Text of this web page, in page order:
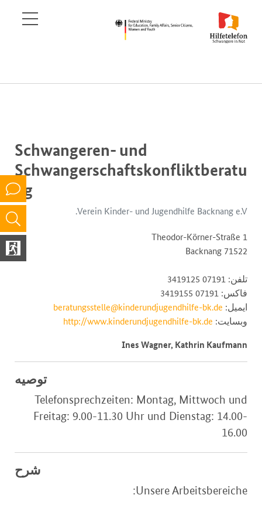
Schwangeren- und
Schwangerschaftskonfliktberatu
ng
Verein Kinder- und Jugendhilfe Backnang e.V.
Theodor-Körner-Straße 1
71522 Backnang
تلفن: 07191 3419125
فاکس: 07191 3419155
ایمیل: beratungsstelle@kinderundjugendhilfe-bk.de
وبسایت: http://www.kinderundjugendhilfe-bk.de
Ines Wagner, Kathrin Kaufmann
توصیه
Telefonsprechzeiten: Montag, Mittwoch und
Freitag: 9.00-11.30 Uhr und Dienstag: 14.00-
16.00
شرح
Unsere Arbeitsbereiche: